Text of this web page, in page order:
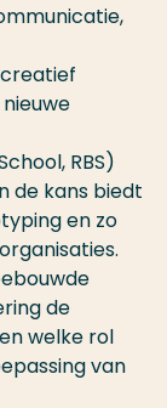
RBS)
de kans biedt
en zo
de
welke rol
van